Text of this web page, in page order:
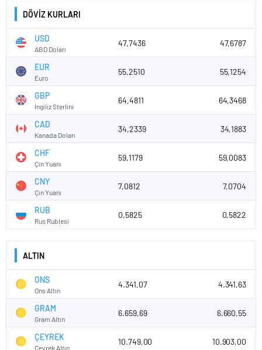
DÖVİZ KURLARI
USD
ABD Doları
47,7436 47,6787
EUR
Euro
55,2510 55,1254
GBP
İngiliz Sterlini
64,4811 64,3468
CAD
Kanada Doları
34,2339 34,1883
CHF
Çin Yuanı
59,1179 59,0083
CNY
Çin Yuanı
7,0812 7,0704
RUB
Rus Rublesi
0,5825 0,5822
ALTIN
ONS
Ons Altın
4.341,07 4.341,63
GRAM
Gram Altın
6.659,69 6.660,55
ÇEYREK
Çeyrek Altın
10.749,00 10.903,00